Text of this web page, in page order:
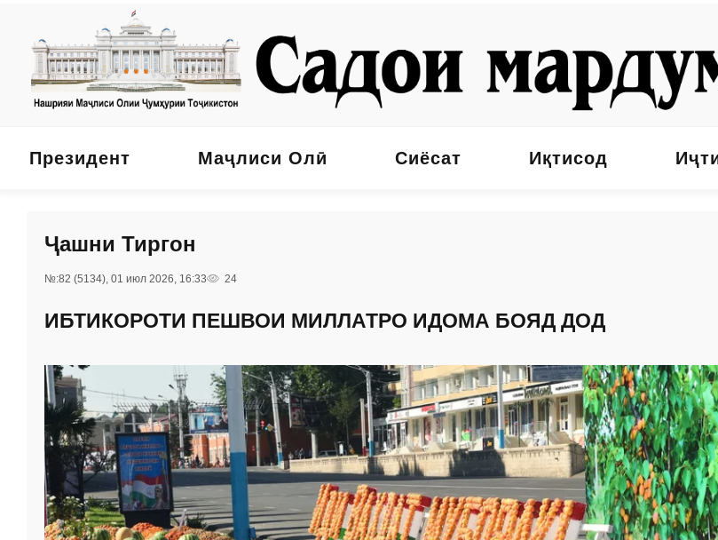
Президент Маҷлиси Олӣ Сиёсат Иқтисод
Ҷашни Тиргон
№:82 (5134), 01 июл 2026, 16:33 24
ИБТИКОРОТИ ПЕШВОИ МИЛЛАТРО ИДОМА БОЯД ДОД